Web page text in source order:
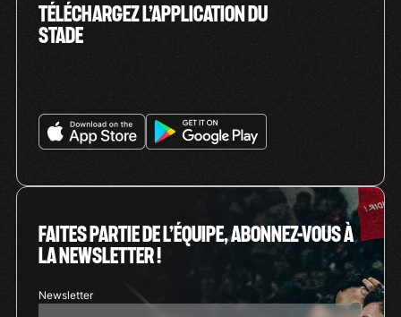
TÉLÉCHARGEZ L’APPLICATION DU
STADE
FAITES PARTIE DE L’ÉQUIPE, ABONNEZ-VOUS À
LA NEWSLETTER !